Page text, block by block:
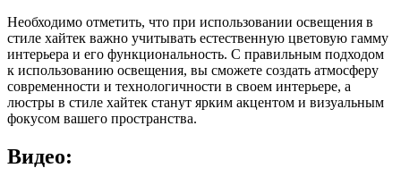
Необходимо отметить, что при использовании освещения в
стиле хайтек важно учитывать естественную цветовую гамму
интерьера и его функциональность. С правильным подходом
к использованию освещения, вы сможете создать атмосферу
современности и технологичности в своем интерьере, а
люстры в стиле хайтек станут ярким акцентом и визуальным
фокусом вашего пространства.
Видео: